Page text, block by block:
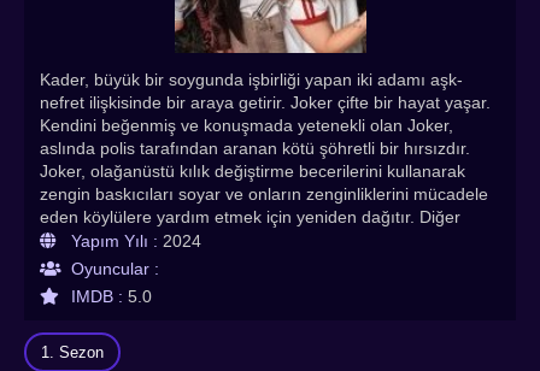
Kader, büyük bir soygunda işbirliği yapan iki adamı aşk-
nefret ilişkisinde bir araya getirir. Joker çifte bir hayat yaşar.
Kendini beğenmiş ve konuşmada yetenekli olan Joker,
aslında polis tarafından aranan kötü şöhretli bir hırsızdır.
Joker, olağanüstü kılık değiştirme becerilerini kullanarak
zengin baskıcıları soyar ve onların zenginliklerini mücadele
eden köylülere yardım etmek için yeniden dağıtır. Diğer
tarafta, eski bir yedek tekvandocu olan ve borç tahsildarı
olan Jack vardır. Sakin ve sessiz tavrıyla Jack, karşılaştığı
kişilere korku aşılar. Korkutucu varlığına rağmen, sorunları
zorlamadan çözmeye inanan ve "sahip olunan gücün
yalnızca zayıfları korumak için kullanılması gerektiği"
inancına sahip makul bir adamdır.
Yapım Yılı : 2024
Oyuncular :
IMDB : 5.0
1. Sezon